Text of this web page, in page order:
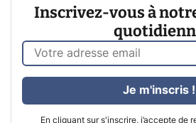
Inscrivez-vous à
En cliquant sur s'inscrire, j’accepte de
Je m'inscris !